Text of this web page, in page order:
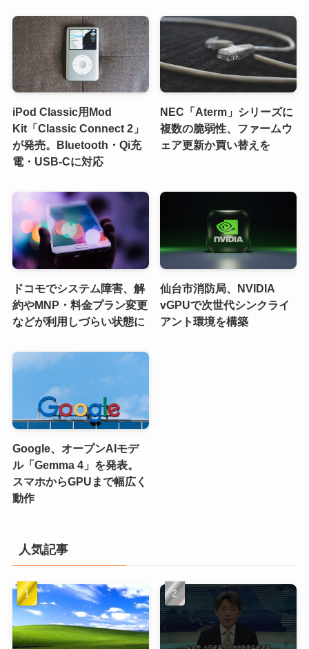
iPod Classic用Mod
Kit「Classic Connect 2」
が発売。Bluetooth・Qi充
電・USB-Cに対応
NEC「Aterm」シリーズに
複数の脆弱性、ファームウ
ェア更新か買い替えを
ドコモでシステム障害、解
約やMNP・料金プラン変更
などが利用しづらい状態に
仙台市消防局、NVIDIA
vGPUで次世代シンクライ
アント環境を構築
Google、オープンAIモデ
ル「Gemma 4」を発表。
スマホからGPUまで幅広く
動作
人気記事